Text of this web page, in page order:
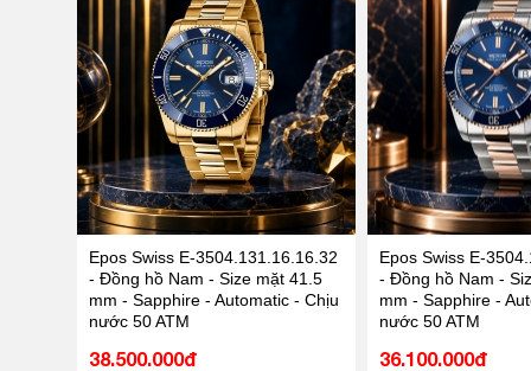
Epos Swiss E-3504.131.16.16.32
- Đồng hồ Nam - Size mặt 41.5
mm - Sapphire - Automatic - Chịu
nước 50 ATM
38.500.000đ
Epos Swiss E-
- Đồng hồ Nam -
mm - Sapphire -
nước 50 ATM
36.100.000đ